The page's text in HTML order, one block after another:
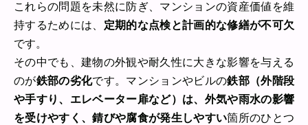
これらの問題を未然に防ぎ、マンションの資産価値を維
持するためには、 定期的な点検と計画的な修繕が不可欠
です。
その中でも、建物の外観や耐久性に大きな影響を与える
のが鉄部の劣化です。マンションやビルの鉄部（外階段
や手すり、エレベーター扉など）は、外気や雨水の影響
を受けやすく、錆びや腐食が発生しやすい箇所のひとつ